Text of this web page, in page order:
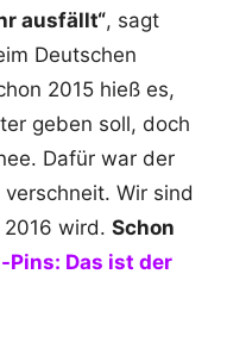
ausfällt“, sagt
Deutschen
2015 hieß es,
geben soll, doch
Dafür war der
Wir sind
wird. Schon
Das ist der